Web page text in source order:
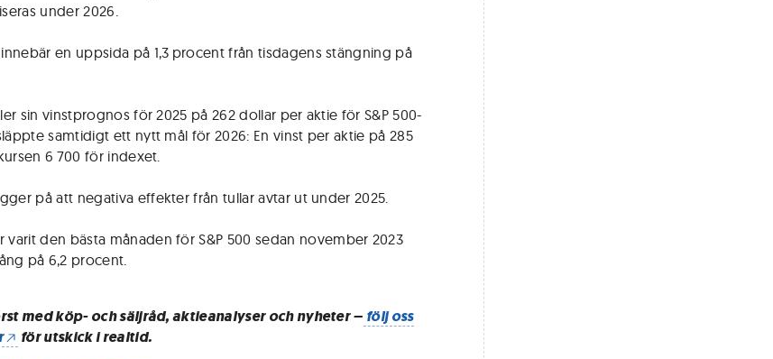
under 2026.
en uppsida på 1,3 procent från tisdagens stängning på
sin vinstprognos för 2025 på 262 dollar per aktie för S&P 500-
samtidigt ett nytt mål för 2026: En vinst per aktie på 285
6 700 för indexet.
på att negativa effekter från tullar avtar ut under 2025.
varit den bästa månaden för S&P 500 sedan november 2023
på 6,2 procent.
med köp- och säljråd, aktieanalyser och nyheter – följ oss
för utskick i realtid.